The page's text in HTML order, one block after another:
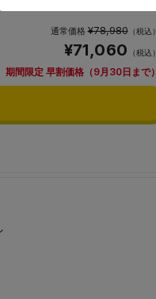
通常価格¥78,980（税込）
¥71,060 （税込）
期間限定 早割価格（9月30日まで）